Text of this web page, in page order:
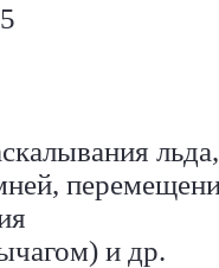
и др.